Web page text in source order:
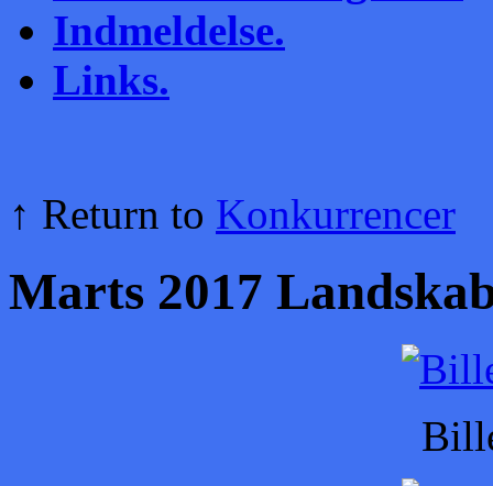
Indmeldelse.
Links.
↑ Return to Konkurrencer
Marts 2017